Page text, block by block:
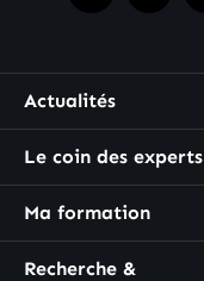
Actualités
Le coin des experts
Ma formation
Recherche &